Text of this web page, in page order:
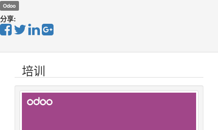
Odoo
分享:
培训